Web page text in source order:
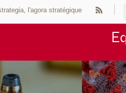
l'agora stratégique